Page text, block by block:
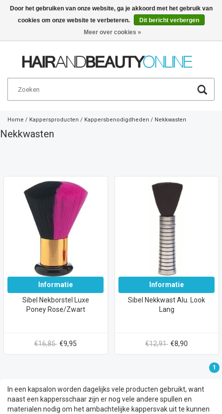
Nederlands €
Home / Kappersproducten / Kappersbenodigdheden / Nekkwasten
Nekkwasten
Informatie
Sibel Nekborstel Luxe
Poney Rose/Zwart
€16,85 €9,95
Informatie
Sibel Nekkwast Alu. Look
Lang
€12,91 €8,90
1
In een kapsalon worden dagelijks vele producten gebruikt, want
naast een kappersschaar zijn er nog vele andere spullen en
materialen nodig om het ambachtelijke kappersvak uit te kunnen
Door het gebruiken van onze website, ga je akkoord met het gebruik van
cookies om onze website te verbeteren.
Dit bericht verbergen
Meer over cookies »